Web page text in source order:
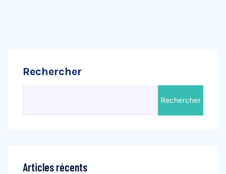
Rechercher
Rechercher
Articles récents